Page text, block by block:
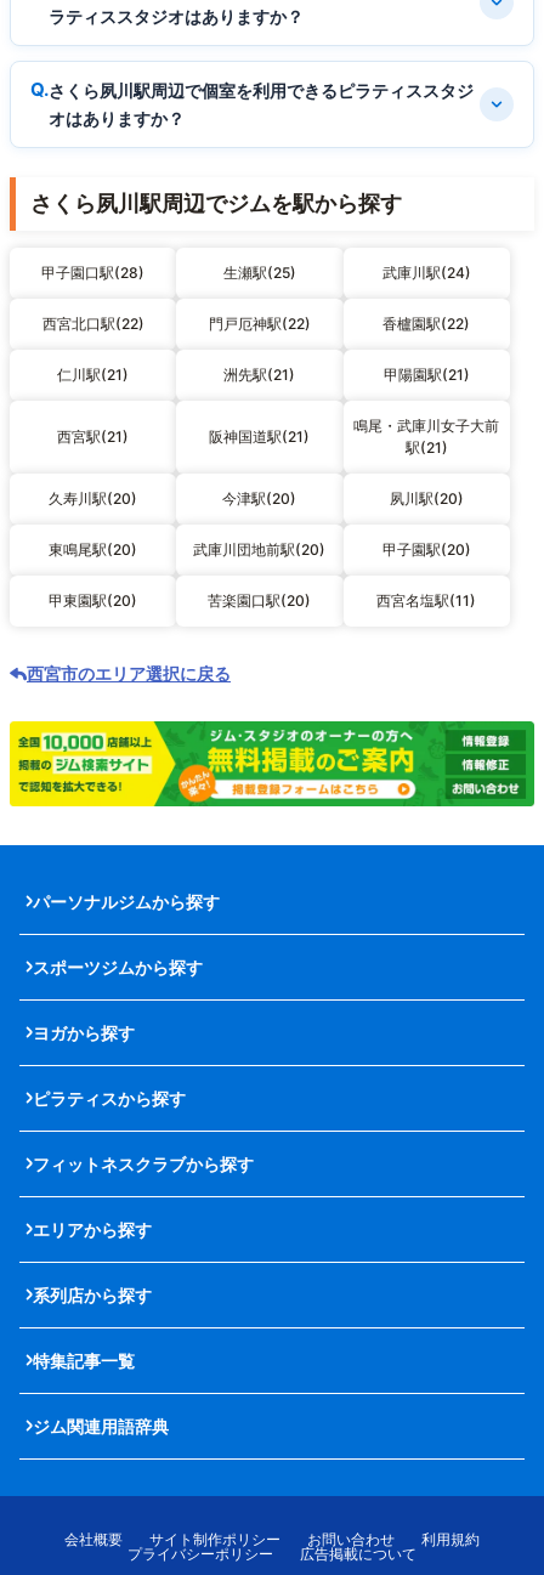
ラティススタジオはありますか？
さくら夙川駅周辺で個室を利用できるピラティススタジ
オはありますか？
さくら夙川駅周辺でジムを駅から探す
甲子園口駅(28) 生瀬駅(25) 武庫川駅(24)
西宮北口駅(22) 門戸厄神駅(22) 香櫨園駅(22)
仁川駅(21) 洲先駅(21) 甲陽園駅(21)
西宮駅(21) 阪神国道駅(21)
鳴尾・武庫川女子大前
駅(21)
久寿川駅(20) 今津駅(20) 夙川駅(20)
東鳴尾駅(20) 武庫川団地前駅(20) 甲子園駅(20)
甲東園駅(20) 苦楽園口駅(20) 西宮名塩駅(11)
西宮市のエリア選択に戻る
パーソナルジムから探す
スポーツジムから探す
ヨガから探す
ピラティスから探す
フィットネスクラブから探す
エリアから探す
系列店から探す
特集記事一覧
ジム関連用語辞典
会社概要 サイト制作ポリシー お問い合わせ
利用規約
プライバシーポリシー
広告掲載について